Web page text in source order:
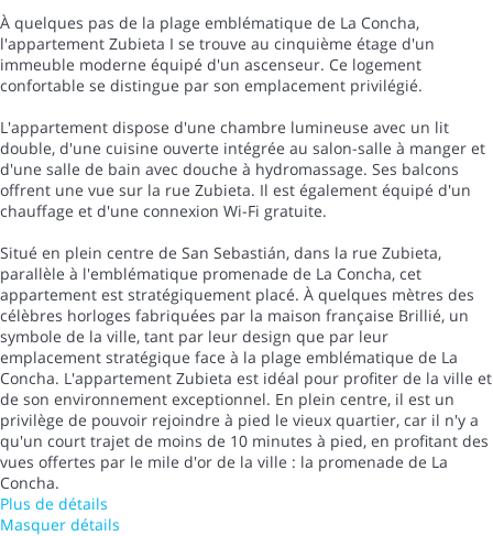
À quelques pas de la plage emblématique de La Concha,
l'appartement Zubieta I se trouve au cinquième étage d'un
immeuble moderne équipé d'un ascenseur. Ce logement
confortable se distingue par son emplacement privilégié.
L'appartement dispose d'une chambre lumineuse avec un lit
double, d'une cuisine ouverte intégrée au salon-salle à manger et
d'une salle de bain avec douche à hydromassage. Ses balcons
offrent une vue sur la rue Zubieta. Il est également équipé d'un
chauffage et d'une connexion Wi-Fi gratuite.
Situé en plein centre de San Sebastián, dans la rue Zubieta,
parallèle à l'emblématique promenade de La Concha, cet
appartement est stratégiquement placé. À quelques mètres des
célèbres horloges fabriquées par la maison française Brillié, un
symbole de la ville, tant par leur design que par leur
emplacement stratégique face à la plage emblématique de La
Concha. L'appartement Zubieta est idéal pour profiter de la ville et
de son environnement exceptionnel. En plein centre, il est un
privilège de pouvoir rejoindre à pied le vieux quartier, car il n'y a
qu'un court trajet de moins de 10 minutes à pied, en profitant des
vues offertes par le mile d'or de la ville : la promenade de La
Concha.
Plus de détails
Masquer détails